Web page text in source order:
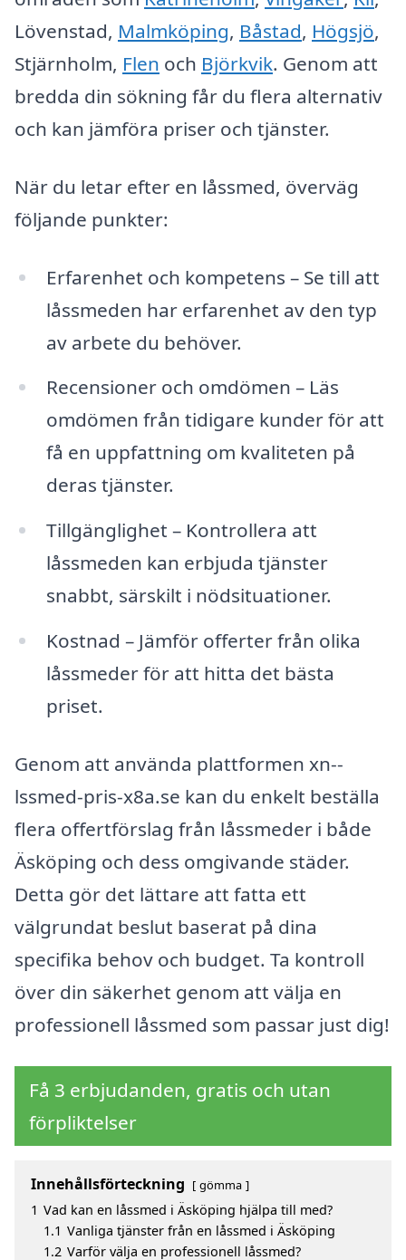
Lövenstad, Malmköping, Båstad, Högsjö,
Stjärnholm, Flen och Björkvik. Genom att
bredda din sökning får du flera alternativ
och kan jämföra priser och tjänster.
När du letar efter en låssmed, överväg
följande punkter:
Erfarenhet och kompetens – Se till att
låssmeden har erfarenhet av den typ
av arbete du behöver.
Recensioner och omdömen – Läs
omdömen från tidigare kunder för att
få en uppfattning om kvaliteten på
deras tjänster.
Tillgänglighet – Kontrollera att
låssmeden kan erbjuda tjänster
snabbt, särskilt i nödsituationer.
Kostnad – Jämför offerter från olika
låssmeder för att hitta det bästa
priset.
Genom att använda plattformen xn--
lssmed-pris-x8a.se kan du enkelt beställa
flera offertförslag från låssmeder i både
Äsköping och dess omgivande städer.
Detta gör det lättare att fatta ett
välgrundat beslut baserat på dina
specifika behov och budget. Ta kontroll
över din säkerhet genom att välja en
professionell låssmed som passar just dig!
Få 3 erbjudanden, gratis och utan
förpliktelser
Innehållsförteckning gömma
1 Vad kan en låssmed i Äsköping hjälpa till med?
1.1 Vanliga tjänster från en låssmed i Äsköping
1.2 Varför välja en professionell låssmed?